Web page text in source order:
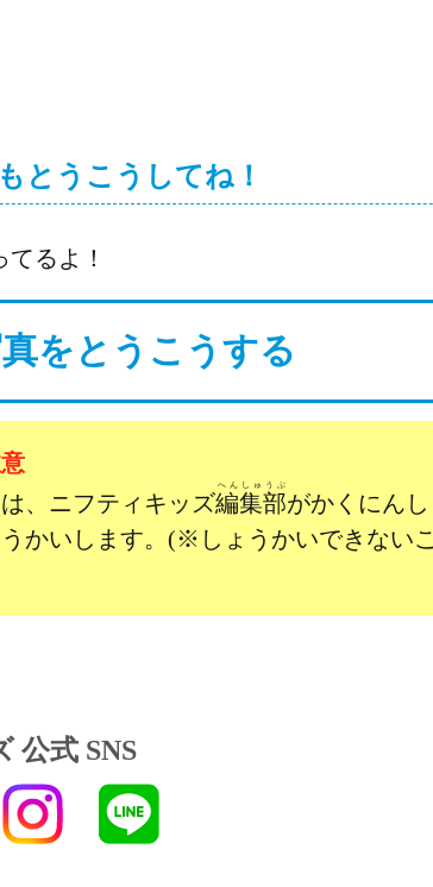
とうこうしてね！
るよ！
をとうこうする
、ニフティキッズ編集部
へんしゅうぶ
がかくにんし
かいします。(※しょうかいできないこ
公式 SNS